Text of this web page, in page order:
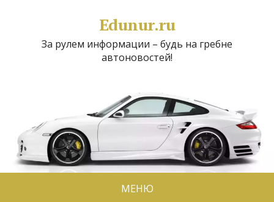
Edunur.ru
За рулем информации – будь на гребне
автоновостей!
МЕНЮ